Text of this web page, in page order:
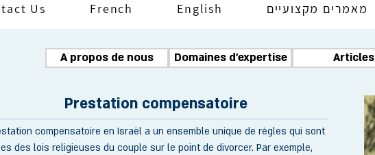
Us French English מאמרים מקצועיים
A propos de nous Domaines d'expertise Articles
Prestation compensatoire
compensatoire en Israël a un ensemble unique de règles qui sont
des lois religieuses du couple sur le point de divorcer. Par exemple,